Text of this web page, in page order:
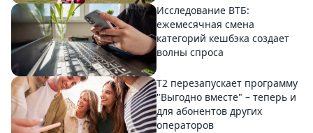
Исследование ВТБ:
ежемесячная смена
категорий кешбэка создает
волны спроса
Т2 перезапускает программу
"Выгодно вместе" – теперь и
для абонентов других
операторов